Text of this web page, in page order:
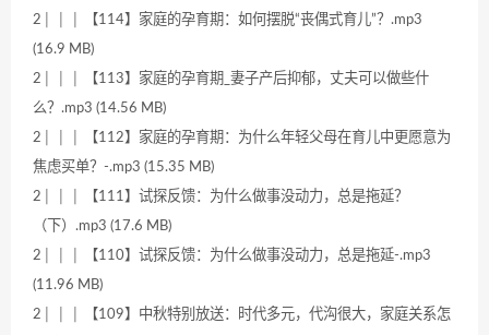
2│ │ │ 【114】家庭的孕育期：如何摆脱“丧偶式育儿”？.mp3
(16.9 MB)
2│ │ │ 【113】家庭的孕育期_妻子产后抑郁，丈夫可以做些什
么？.mp3 (14.56 MB)
2│ │ │ 【112】家庭的孕育期：为什么年轻父母在育儿中更愿意为
焦虑买单？-.mp3 (15.35 MB)
2│ │ │ 【111】试探反馈：为什么做事没动力，总是拖延？
（下）.mp3 (17.6 MB)
2│ │ │ 【110】试探反馈：为什么做事没动力，总是拖延-.mp3
(11.96 MB)
2│ │ │ 【109】中秋特别放送：时代多元，代沟很大，家庭关系怎